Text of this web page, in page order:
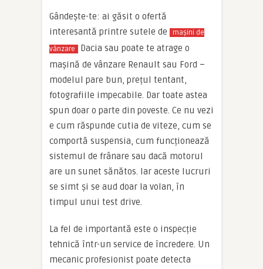
Gândește-te: ai găsit o ofertă
interesantă printre sutele de
mașini de
vânzare
Dacia sau poate te atrage o
mașină de vânzare Renault sau Ford –
modelul pare bun, prețul tentant,
fotografiile impecabile. Dar toate astea
spun doar o parte din poveste. Ce nu vezi
e cum răspunde cutia de viteze, cum se
comportă suspensia, cum funcționează
sistemul de frânare sau dacă motorul
are un sunet sănătos. Iar aceste lucruri
se simt și se aud doar la volan, în
timpul unui test drive.
La fel de importantă este o inspecție
tehnică într-un service de încredere. Un
mecanic profesionist poate detecta